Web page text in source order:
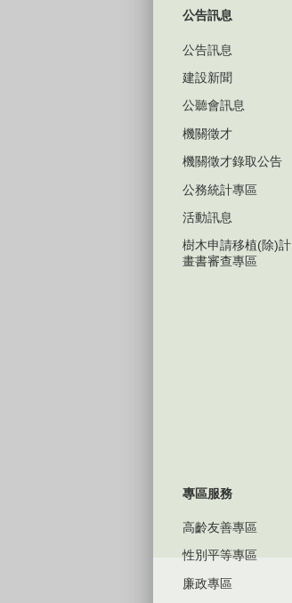
公告訊息
公告訊息
建設新聞
公聽會訊息
機關徵才
機關徵才錄取公告
公務統計專區
活動訊息
樹木申請移植(除)計
畫書審查專區
專區服務
高齡友善專區
性別平等專區
廉政專區